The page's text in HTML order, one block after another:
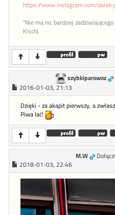
https://www.instagram.com/
"Nie ma nic bardziej
Kisch)
szybkiparowoz
2016-01-03, 21:13
Dzięki - za akapit pierwszy, a
Piwa lać!
M.W
2018-01-03, 22:46